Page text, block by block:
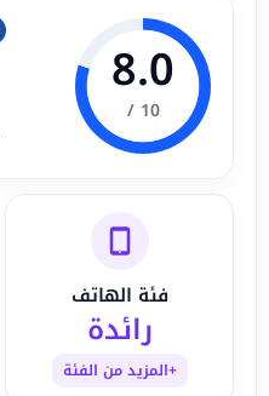
8.0
10 /
فئة الهاتف
رائدة
+المزيد من الفئة